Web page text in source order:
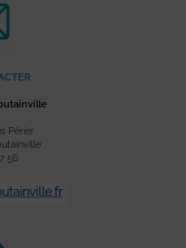
Périer
56